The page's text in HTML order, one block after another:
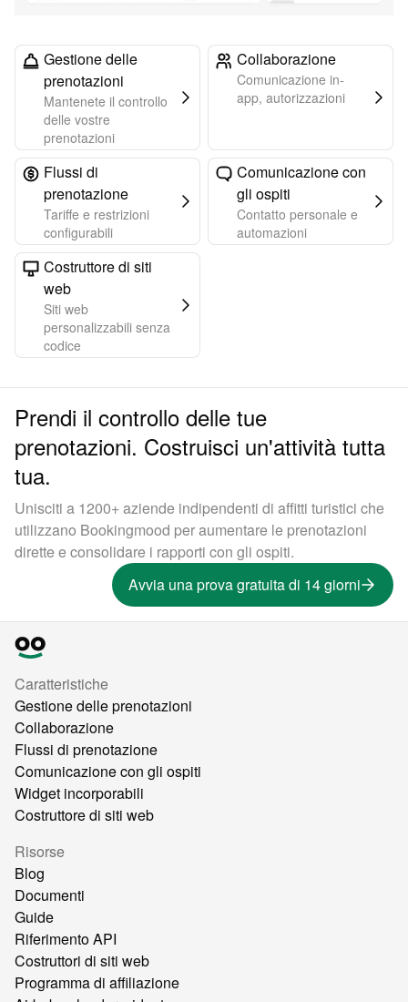
Gestione delle
prenotazioni
Mantenete il controllo
delle vostre
prenotazioni
Collaborazione
Comunicazione in-
app, autorizzazioni
Flussi di
prenotazione
Tariffe e restrizioni
configurabili
Comunicazione con
gli ospiti
Contatto personale e
automazioni
Costruttore di siti
web
Siti web
personalizzabili senza
codice
Prendi il controllo delle tue
prenotazioni. Costruisci un'attività tutta
tua.
Unisciti a 1200+ aziende indipendenti di affitti turistici che
utilizzano Bookingmood per aumentare le prenotazioni
dirette e consolidare i rapporti con gli ospiti.
Avvia una prova gratuita di 14 giorni
Caratteristiche
Gestione delle prenotazioni
Collaborazione
Flussi di prenotazione
Comunicazione con gli ospiti
Widget incorporabili
Costruttore di siti web
Risorse
Blog
Documenti
Guide
Riferimento API
Costruttori di siti web
Programma di affiliazione